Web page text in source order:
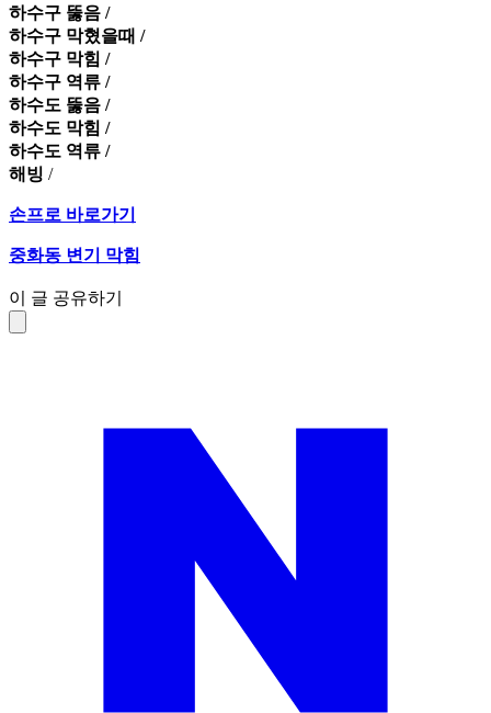
하수구 뚫음 /
하수구 막혔을때 /
하수구 막힘 /
하수구 역류 /
하수도 뚫음 /
하수도 막힘 /
하수도 역류 /
해빙 /
손프로 바로가기
중화동 변기 막힘
이 글 공유하기